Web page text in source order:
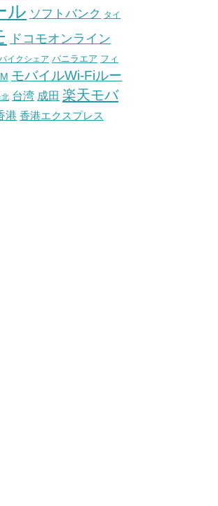
ル ソフトバンク タイ
ドコモオンライン
イクシェア バニラエア フィ
モバイルWi-Fiルー
北 台湾 成田 楽天モバ
港 香港エクスプレス